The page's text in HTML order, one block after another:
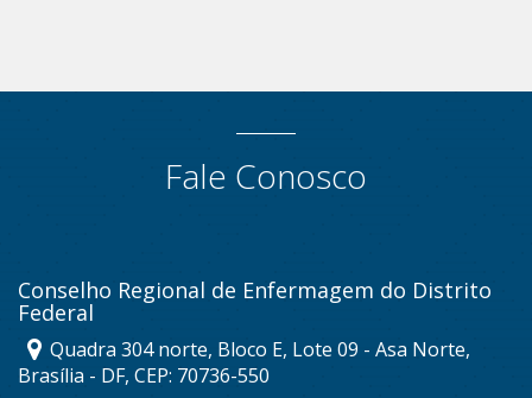
Fale Conosco
Conselho Regional de Enfermagem do Distrito
Federal
Quadra 304 norte, Bloco E, Lote 09 - Asa Norte,
Brasília - DF, CEP: 70736-550